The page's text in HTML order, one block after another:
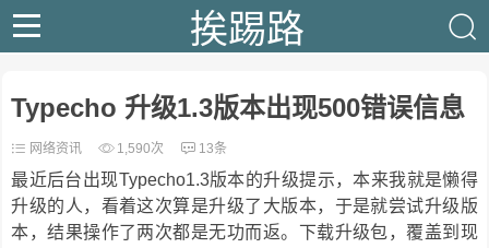
挨踢路
Typecho 升级1.3版本出现500错误信息
网络资讯 1,590次 13条
最近后台出现Typecho1.3版本的升级提示，本来我就是懒得
升级的人，看着这次算是升级了大版本，于是就尝试升级版
本，结果操作了两次都是无功而返。下载升级包，覆盖到现